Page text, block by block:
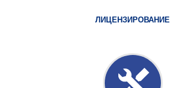
ЛИЦЕНЗИРОВАНИЕ